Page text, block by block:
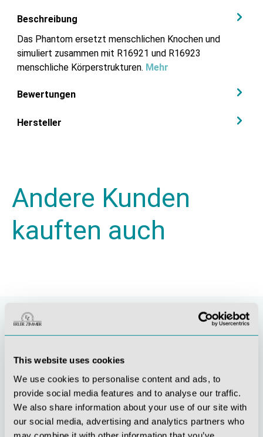
This website uses cookies
We use cookies to personalise content and ads, to
provide social media features and to analyse our traffic.
We also share information about your use of our site with
our social media, advertising and analytics partners who
Beschreibung
Das Phantom ersetzt menschlichen Knochen und
simuliert zusammen mit R16921 und R16923
menschliche Körperstrukturen. Mehr
Bewertungen
Hersteller
Andere Kunden
kauften auch
Stetige Soziale